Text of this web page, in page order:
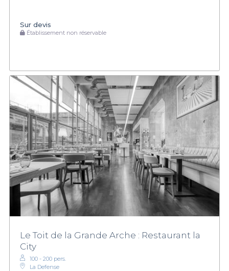
Sur devis
Établissement non réservable
Le Toit de la Grande Arche : Restaurant la
City
100 - 200 pers.
La Defense